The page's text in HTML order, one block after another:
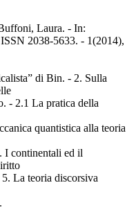
Laura. - In:
2038-5633. - 1(2014),
di Bin. - 2. Sulla
- 2.1 La pratica della
quantistica alla teoria
I continentali ed il
La teoria discorsiva